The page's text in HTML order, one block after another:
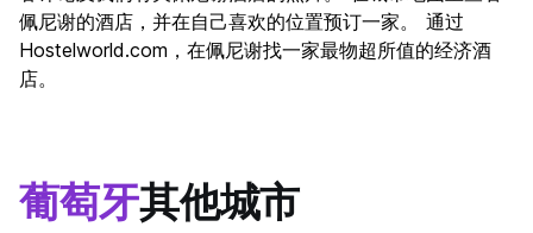
夜生活
物有所值
8.9
佩尼谢的酒店，并在自己喜欢的位置预订一家。 通过
Hostelworld.com，在佩尼谢找一家最物超所值的经济酒
店。
葡萄牙其他城市